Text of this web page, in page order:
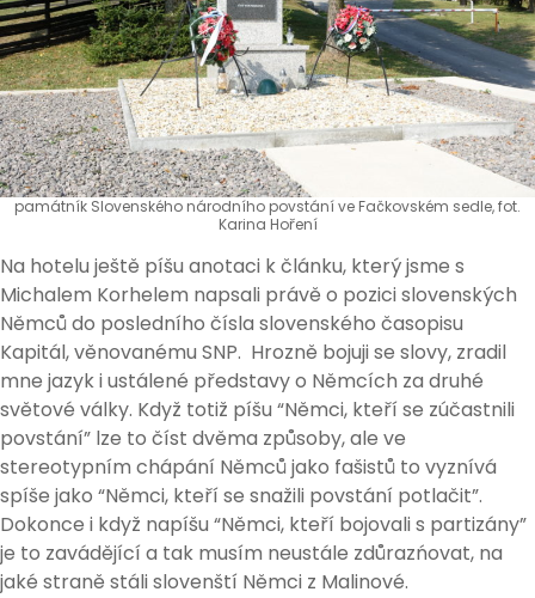
památník Slovenského národního povstání ve Fačkovském sedle, fot.
Karina Hoření
Na hotelu ještě píšu anotaci k článku, který jsme s
Michalem Korhelem napsali právě o pozici slovenských
Němců do posledního čísla slovenského časopisu
Kapitál, věnovanému SNP. Hrozně bojuji se slovy, zradil
mne jazyk i ustálené představy o Němcích za druhé
světové války. Když totiž píšu “Němci, kteří se zúčastnili
povstání” lze to číst dvěma způsoby, ale ve
stereotypním chápání Němců jako fašistů to vyznívá
spíše jako “Němci, kteří se snažili povstání potlačit”.
Dokonce i když napíšu “Němci, kteří bojovali s partizány”
je to zavádějící a tak musím neustále zdůrazńovat, na
jaké straně stáli slovenští Němci z Malinové.